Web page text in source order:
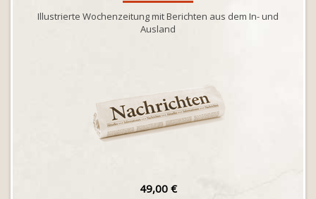
Illustrierte Wochenzeitung mit Berichten aus dem In- und
Ausland
49,00 €